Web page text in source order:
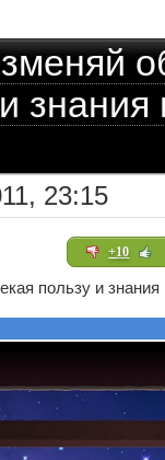
23:15
+10
пользу и